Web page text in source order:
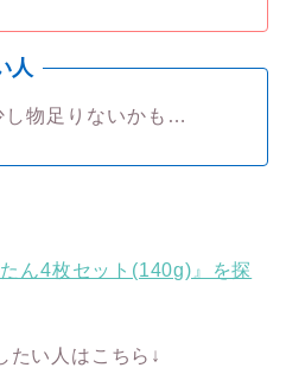
し物足りないかも…
ん4枚セット(140g)』を探
たい人はこちら↓